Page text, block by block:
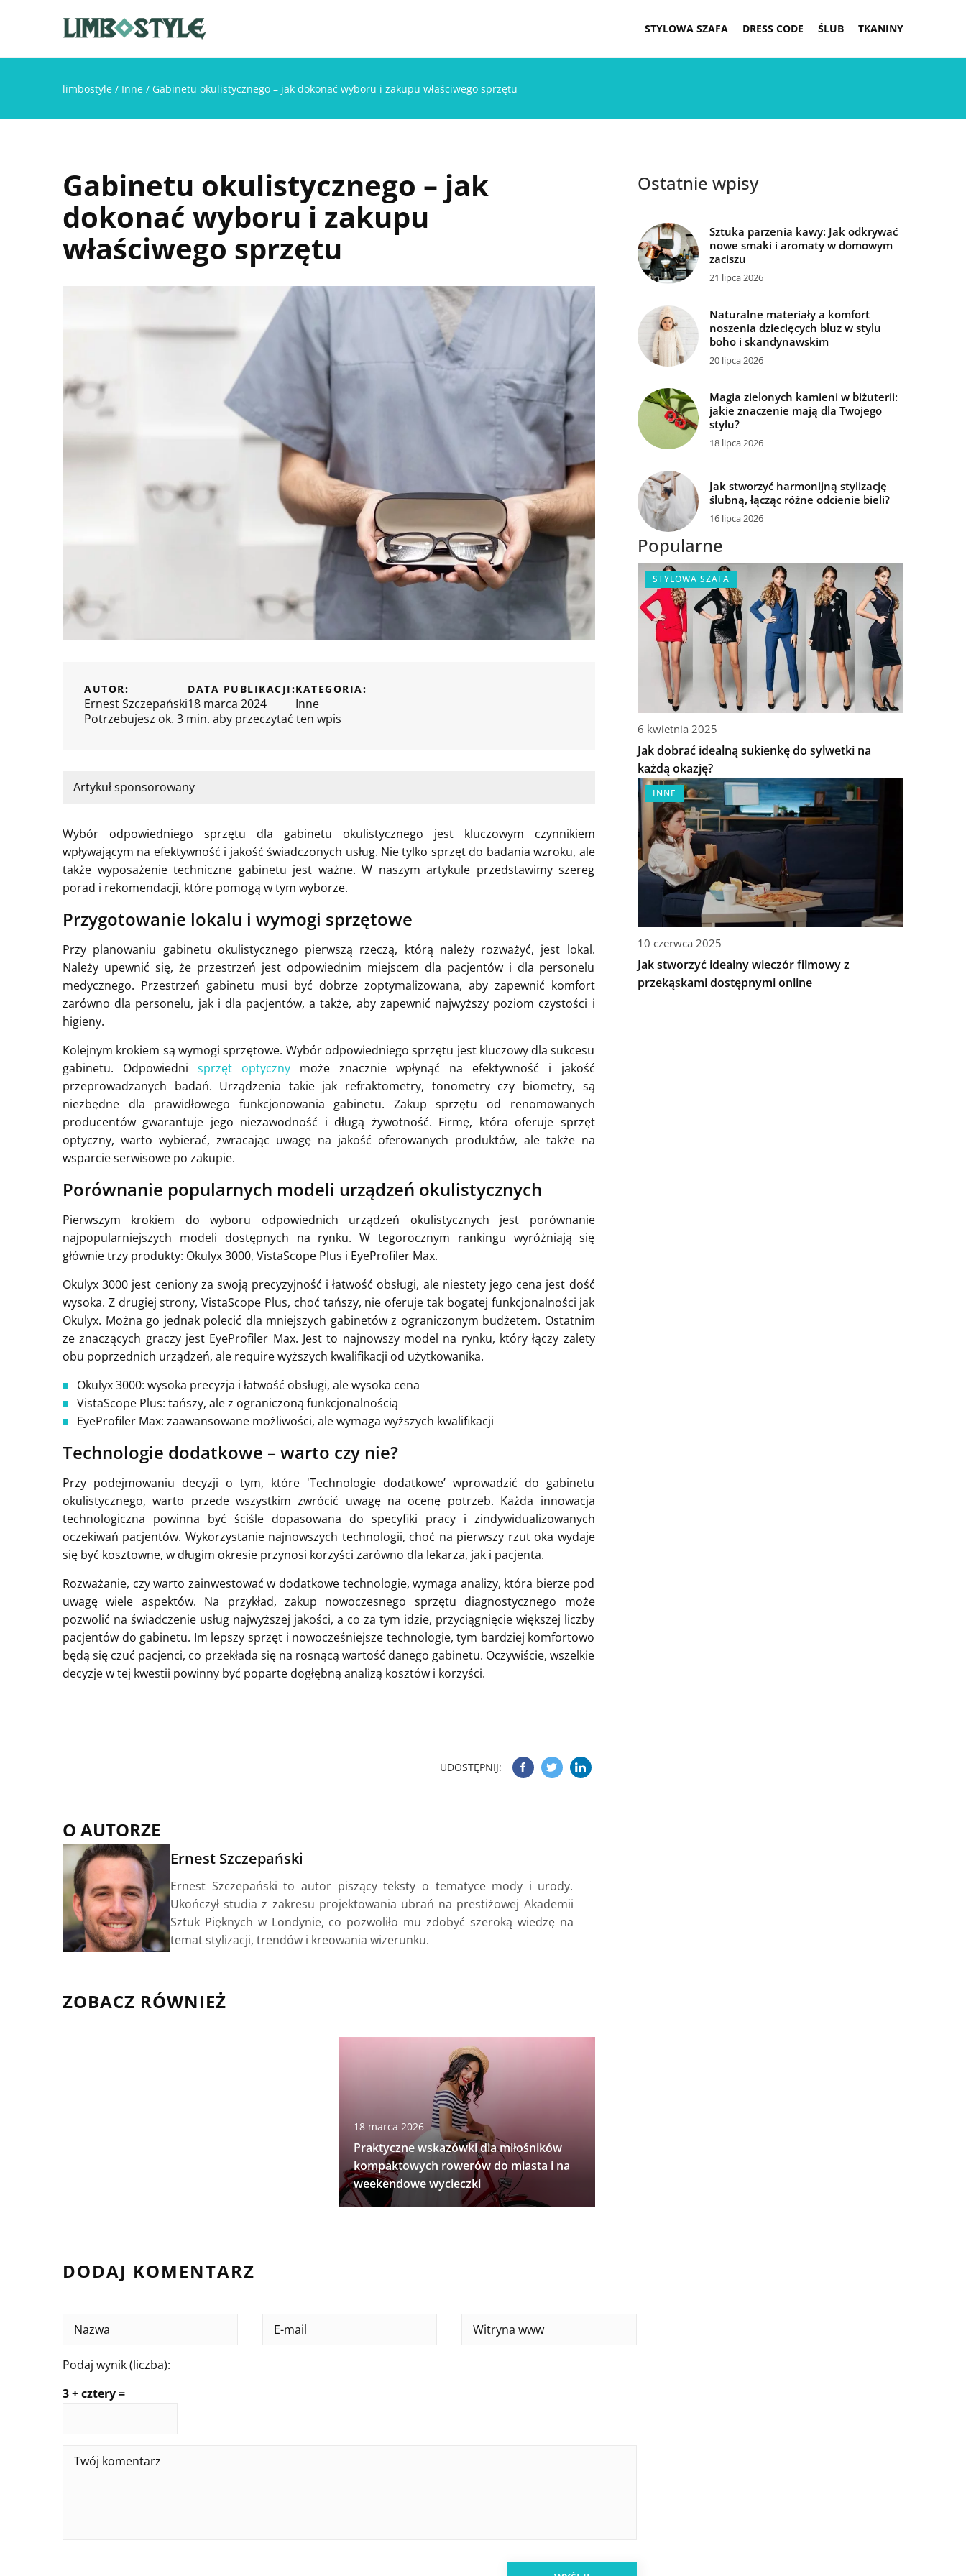
STYLOWA SZAFA DRESS CODE ŚLUB TKANINY
limbostyle / Inne / Gabinetu okulistycznego – jak dokonać wyboru i zakupu właściwego sprzętu
Gabinetu okulistycznego – jak
dokonać wyboru i zakupu
właściwego sprzętu
AUTOR:
Ernest Szczepański
DATA PUBLIKACJI:
18 marca 2024
KATEGORIA:
Inne
Potrzebujesz ok. 3 min. aby przeczytać ten wpis
Artykuł sponsorowany
Wybór odpowiedniego sprzętu dla gabinetu okulistycznego jest kluczowym czynnikiem
wpływającym na efektywność i jakość świadczonych usług. Nie tylko sprzęt do badania wzroku, ale
także wyposażenie techniczne gabinetu jest ważne. W naszym artykule przedstawimy szereg
porad i rekomendacji, które pomogą w tym wyborze.
Przygotowanie lokalu i wymogi sprzętowe
Przy planowaniu gabinetu okulistycznego pierwszą rzeczą, którą należy rozważyć, jest lokal.
Należy upewnić się, że przestrzeń jest odpowiednim miejscem dla pacjentów i dla personelu
medycznego. Przestrzeń gabinetu musi być dobrze zoptymalizowana, aby zapewnić komfort
zarówno dla personelu, jak i dla pacjentów, a także, aby zapewnić najwyższy poziom czystości i
higieny.
Kolejnym krokiem są wymogi sprzętowe. Wybór odpowiedniego sprzętu jest kluczowy dla sukcesu
gabinetu. Odpowiednisprzęt optyczny może znacznie wpłynąć na efektywność i jakość
przeprowadzanych badań. Urządzenia takie jak refraktometry, tonometry czy biometry, są
niezbędne dla prawidłowego funkcjonowania gabinetu. Zakup sprzętu od renomowanych
producentów gwarantuje jego niezawodność i długą żywotność. Firmę, która oferuje sprzęt
optyczny, warto wybierać, zwracając uwagę na jakość oferowanych produktów, ale także na
wsparcie serwisowe po zakupie.
Porównanie popularnych modeli urządzeń okulistycznych
Pierwszym krokiem do wyboru odpowiednich urządzeń okulistycznych jest porównanie
najpopularniejszych modeli dostępnych na rynku. W tegorocznym rankingu wyróżniają się
głównie trzy produkty: Okulyx 3000, VistaScope Plus i EyeProfiler Max.
Okulyx 3000 jest ceniony za swoją precyzyjność i łatwość obsługi, ale niestety jego cena jest dość
wysoka. Z drugiej strony, VistaScope Plus, choć tańszy, nie oferuje tak bogatej funkcjonalności jak
Okulyx. Można go jednak polecić dla mniejszych gabinetów z ograniczonym budżetem. Ostatnim
ze znaczących graczy jest EyeProfiler Max. Jest to najnowszy model na rynku, który łączy zalety
obu poprzednich urządzeń, ale require wyższych kwalifikacji od użytkowanika.
Okulyx 3000: wysoka precyzja i łatwość obsługi, ale wysoka cena
VistaScope Plus: tańszy, ale z ograniczoną funkcjonalnością
EyeProfiler Max: zaawansowane możliwości, ale wymaga wyższych kwalifikacji
Technologie dodatkowe – warto czy nie?
Przy podejmowaniu decyzji o tym, które 'Technologie dodatkowe’ wprowadzić do gabinetu
okulistycznego, warto przede wszystkim zwrócić uwagę na ocenę potrzeb. Każda innowacja
technologiczna powinna być ściśle dopasowana do specyfiki pracy i zindywidualizowanych
oczekiwań pacjentów. Wykorzystanie najnowszych technologii, choć na pierwszy rzut oka wydaje
się być kosztowne, w długim okresie przynosi korzyści zarówno dla lekarza, jak i pacjenta.
Rozważanie, czy warto zainwestować w dodatkowe technologie, wymaga analizy, która bierze pod
uwagę wiele aspektów. Na przykład, zakup nowoczesnego sprzętu diagnostycznego może
pozwolić na świadczenie usług najwyższej jakości, a co za tym idzie, przyciągnięcie większej liczby
pacjentów do gabinetu. Im lepszy sprzęt i nowocześniejsze technologie, tym bardziej komfortowo
będą się czuć pacjenci, co przekłada się na rosnącą wartość danego gabinetu. Oczywiście, wszelkie
decyzje w tej kwestii powinny być poparte dogłębną analizą kosztów i korzyści.
UDOSTĘPNIJ:
O AUTORZE
Ernest Szczepański
Ernest Szczepański to autor piszący teksty o tematyce mody i urody.
Ukończył studia z zakresu projektowania ubrań na prestiżowej Akademii
Sztuk Pięknych w Londynie, co pozwoliło mu zdobyć szeroką wiedzę na
temat stylizacji, trendów i kreowania wizerunku.
ZOBACZ RÓWNIEŻ
18 marca 2026
Praktyczne wskazówki dla miłośników
kompaktowych rowerów do miasta i na
weekendowe wycieczki
Ostatnie wpisy
Sztuka parzenia kawy: Jak odkrywać
nowe smaki i aromaty w domowym
zaciszu
21 lipca 2026
Naturalne materiały a komfort
noszenia dziecięcych bluz w stylu
boho i skandynawskim
20 lipca 2026
Magia zielonych kamieni w biżuterii:
jakie znaczenie mają dla Twojego
stylu?
18 lipca 2026
Jak stworzyć harmonijną stylizację
ślubną, łącząc różne odcienie bieli?
16 lipca 2026
Popularne
STYLOWA SZAFA
6 kwietnia 2025
Jak dobrać idealną sukienkę do sylwetki na
każdą okazję?
INNE
10 czerwca 2025
Jak stworzyć idealny wieczór filmowy z
przekąskami dostępnymi online
DODAJ KOMENTARZ
Podaj wynik (liczba):
3 + cztery =